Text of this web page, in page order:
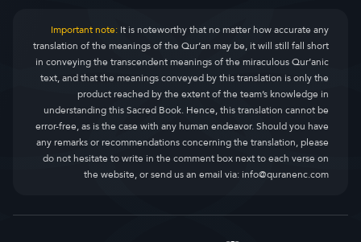
Important note:It is noteworthy that no matter how accurate any
translation of the meanings of the Qur’an may be, it will still fall short
in conveying the transcendent meanings of the miraculous Qur’anic
text, and that the meanings conveyed by this translation is only the
product reached by the extent of the team’s knowledge in
understanding this Sacred Book. Hence, this translation cannot be
error-free, as is the case with any human endeavor. Should you have
any remarks or recommendations concerning the translation, please
do not hesitate to write in the comment box next to each verse on
the website, or send us an email via:info@quranenc.com